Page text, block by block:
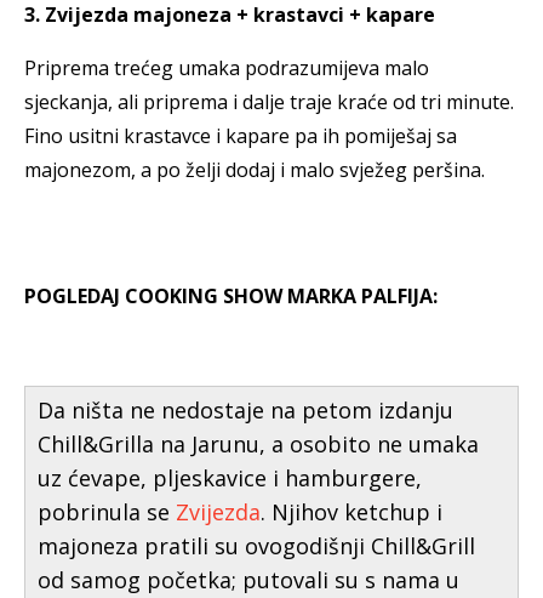
3. Zvijezda majoneza + krastavci + kapare
Priprema trećeg umaka podrazumijeva malo
sjeckanja, ali priprema i dalje traje kraće od tri minute.
Fino usitni krastavce i kapare pa ih pomiješaj sa
majonezom, a po želji dodaj i malo svježeg peršina.
POGLEDAJ COOKING SHOW MARKA PALFIJA:
Da ništa ne nedostaje na petom izdanju
Chill&Grilla na Jarunu, a osobito ne umaka
uz ćevape, pljeskavice i hamburgere,
pobrinula se Zvijezda. Njihov ketchup i
majoneza pratili su ovogodišnji Chill&Grill
od samog početka; putovali su s nama u